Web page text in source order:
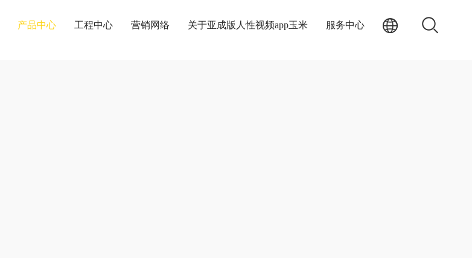
产品中心 工程中心 营销网络 关于亚成版人性视频app玉米 服务中心
产品中心